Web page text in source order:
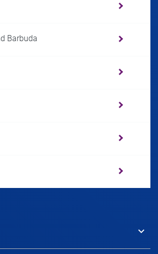
Barbuda
keyboard_arrow_down